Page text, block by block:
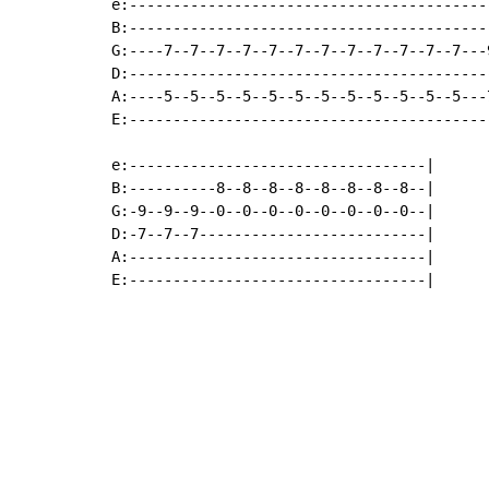
G:----7--7--7--7--7--7--7--7--7--7--7--
A:----5--5--5--5--5--5--5--5--5--5--5--
e:----------------------------------|
B:----------8--8--8--8--8--8--8--8--|
G:-9--9--9--0--0--0--0--0--0--0--0--|
D:-7--7--7--------------------------|
A:----------------------------------|
E:----------------------------------|